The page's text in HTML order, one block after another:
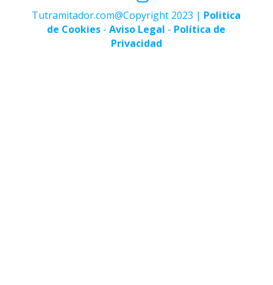
Tutramitador.com@Copyright 2023 | Politica
de Cookies -Aviso Legal - Política de
Privacidad